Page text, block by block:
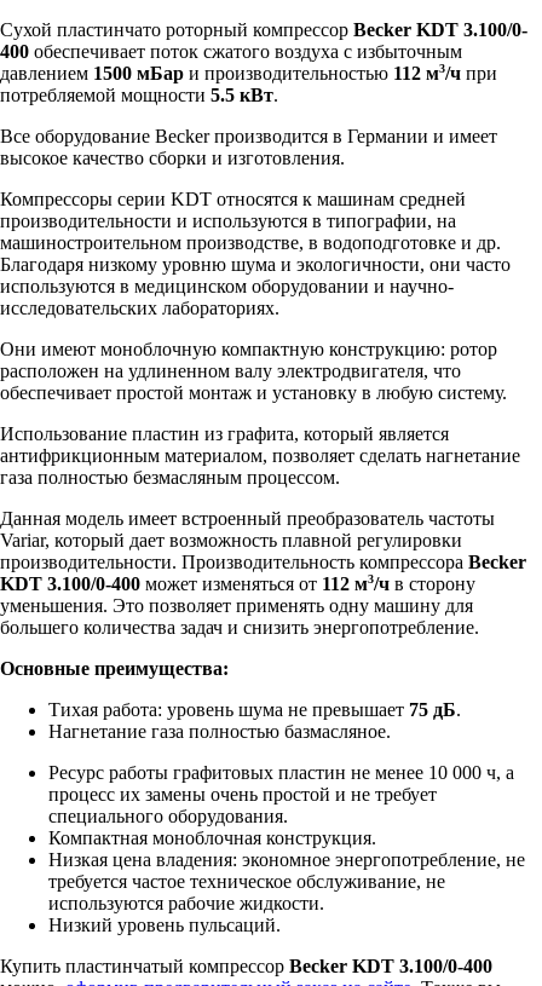
Сухой пластинчато роторный компрессор Becker KDT 3.100/0-
400 обеспечивает поток сжатого воздуха с избыточным
давлением 1500 мБар и производительностью 112 м3/ч при
потребляемой мощности 5.5 кВт.
Все оборудование Becker производится в Германии и имеет
высокое качество сборки и изготовления.
Компрессоры серии KDT относятся к машинам средней
производительности и используются в типографии, на
машиностроительном производстве, в водоподготовке и др.
Благодаря низкому уровню шума и экологичности, они часто
используются в медицинском оборудовании и научно-
исследовательских лабораториях.
Они имеют моноблочную компактную конструкцию: ротор
расположен на удлиненном валу электродвигателя, что
обеспечивает простой монтаж и установку в любую систему.
Использование пластин из графита, который является
антифрикционным материалом, позволяет сделать нагнетание
газа полностью безмасляным процессом.
Данная модель имеет встроенный преобразователь частоты
Variar, который дает возможность плавной регулировки
производительности. Производительность компрессора Becker
KDT 3.100/0-400 может изменяться от 112 м3/ч в сторону
уменьшения. Это позволяет применять одну машину для
большего количества задач и снизить энергопотребление.
Основные преимущества:
Тихая работа: уровень шума не превышает 75 дБ.
Нагнетание газа полностью базмасляное.
Ресурс работы графитовых пластин не менее 10 000 ч, а
процесс их замены очень простой и не требует
специального оборудования.
Компактная моноблочная конструкция.
Низкая цена владения: экономное энергопотребление, не
требуется частое техническое обслуживание, не
используются рабочие жидкости.
Низкий уровень пульсаций.
Купить пластинчатый компрессор Becker KDT 3.100/0-400